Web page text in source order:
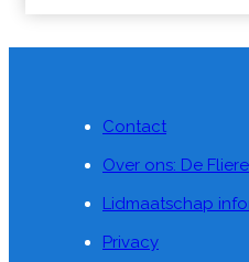
Contact
Over ons: De
Lidmaatschap
Privacy